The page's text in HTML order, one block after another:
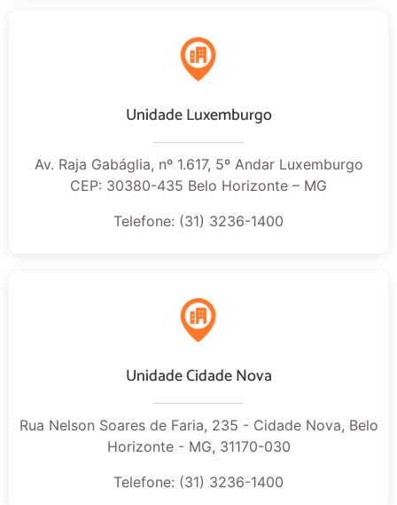
Unidade Luxemburgo
Av. Raja Gabáglia, nº 1.617, 5º Andar Luxemburgo
CEP: 30380-435 Belo Horizonte – MG
Telefone: (31) 3236-1400
Unidade Cidade Nova
Rua Nelson Soares de Faria, 235 - Cidade Nova, Belo
Horizonte - MG, 31170-030
Telefone: (31) 3236-1400